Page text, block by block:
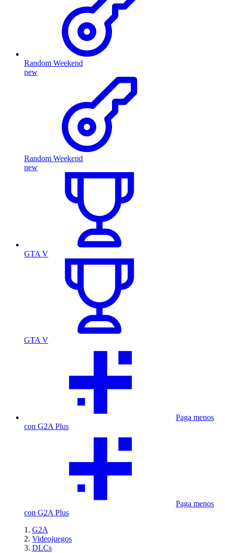
Random Weekend
new
Random Weekend
new
GTA V
GTA V
Paga menos
con G2A Plus
Paga menos
con G2A Plus
G2A
Videojuegos
DLCs